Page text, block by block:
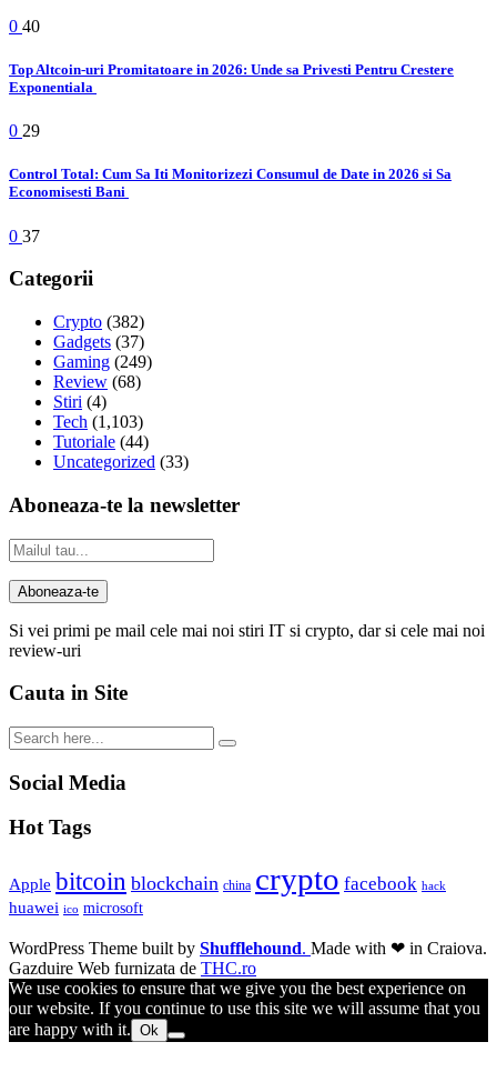
0 40
Top Altcoin-uri Promitatoare in 2026: Unde sa Privesti Pentru Crestere
Exponentiala
0 29
Control Total: Cum Sa Iti Monitorizezi Consumul de Date in 2026 si Sa
Economisesti Bani
0 37
Categorii
Crypto (382)
Gadgets (37)
Gaming (249)
Review (68)
Stiri (4)
Tech (1,103)
Tutoriale (44)
Uncategorized (33)
Aboneaza-te la newsletter
Si vei primi pe mail cele mai noi stiri IT si crypto, dar si cele mai noi
review-uri
Cauta in Site
Social Media
Hot Tags
Apple bitcoin blockchain china crypto facebook hack
huawei ico microsoft
WordPress Theme built by Shufflehound. Made with ❤ in Craiova.
Gazduire Web furnizata de THC.ro
We use cookies to ensure that we give you the best experience on
our website. If you continue to use this site we will assume that you
are happy with it. Ok